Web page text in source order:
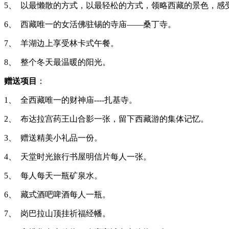
5 以最懒散的方式，以最轻松的方式，领略西藏的景色，感
6 西藏唯一的女活佛驻锡的寺庙——桑丁寺。
7 羊湖边上享受林卡式午餐。
8 整个冬天最温暖的阳光。
赠送项目 ：
1 全西藏唯一的财神庙----扎基寺。
2 布达拉宫药王山合影一张，留下西藏游的集体记忆。
3 赠送精美小礼品一份。
4 天堂时光旅行书屋明信片每人一张。
5 每人每天一瓶矿泉水。
6 藏式酒吧啤酒每人一瓶。
7 岗巴拉山顶挂祈福经幡。